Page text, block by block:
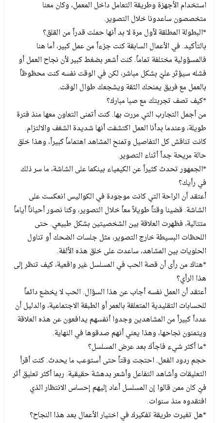
استخدام الأجهزة وطريقة التعامل داخل المعمل، وكان معنا
متخصصون ساعدونا خلال التصوير.
*البطولة المطلقة لأول مرة لا بد أنها حملت قدراً من القلق؟
بالتأكيد. في الأعمال السابقة كنت جزءاً من عمل كبير، أما هنا
فالمسؤولية مختلفة تماماً. كنت أشعر بضغط كبير لأن نجاح العمل أو
فشله سيؤثر عليّ بشكل مباشر، لكن في الوقت نفسه كنت محظوظاً
بالعمل مع فريق يمنحك الثقة ويشجعك طوال الوقت.
*كيف تصف تجربتك مع صبا مبارك؟
من أجمل التجارب التي مررت بها. كنت أتمنى التعاون معها منذ فترة
طويلة، وعندما بدأنا العمل اكتشفت أنها شديدة الشغف والالتزام.
كانت تناقش كل التفاصيل وتمنح المشاهد اهتماماً كبيراً، وهذا خلق
حالة مريحة جداً أثناء التصوير.
*الجمهور تحدث كثيراً عن الكيمياء بينكما على الشاشة، ما سر ذلك
في رأيك؟
أعتقد أن الراحة التي كانت موجودة في الكواليس انعكست على
الشاشة. قضينا وقتاً طويلاً معاً خلال التصوير، وكنا نصور أحياناً أياماً
متتالية، فظهرت العلاقة بين الشخصيتين بشكل طبيعي. حتى
اللحظات البسيطة خارج التصوير، مثل جلسات الضحك أو تناول
الحلويات بين المشاهد، ساعدت على خلق هذه الألفة.
*هناك من رأى أن قصة الحب في المسلسل غير واقعية، كيف تنظر إلى
هذا الرأي؟
أعتقد أن العمل نفسه أجاب عن هذا السؤال. الحب لا يخضع دائماً
للحسابات التقليدية المتعلقة بالعمر أو الطبقة الاجتماعية، والدليل أن
عدداً كبيراً من المشاهدين وجدوا أنفسهم يدافعون عن هذه العلاقة
ويتمنون نجاحها، وهذا يعني أنهم صدقوها في النهاية.
*ما أكثر شيء فاجأك بعد عرض المسلسل؟
حجم ردود الفعل. احتجت وقتاً حتى أستوعب ما يحدث. كنت أقرأ
التعليقات وأشاهد التفاعل وأشعر بدهشة حقيقية. ربما أكثر تعليق أثر
فيّ كان ممن قالوا إن المسلسل أعاد إليهم إحساس الانتظار الذي
افتقدوه منذ سنوات.
*هل تغيرت طريقة تفكيرك في اختيار الأعمال بعد هذا النجاح؟